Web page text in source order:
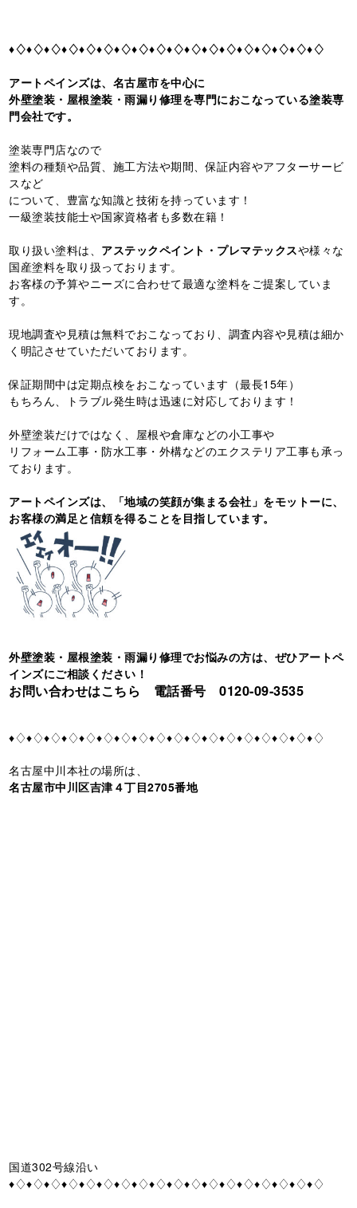
♦♢♦♢♦♢♦♢♦♢♦♢♦♢♦♢♦♢♦♢♦♢♦♢♦♢♦♢♦♢♦♢♦♢♦♢
アートペインズは、名古屋市を中心に
外壁塗装・屋根塗装・雨漏り修理を専門におこなっている塗装専
門会社です。
塗装専門店なので
塗料の種類や品質、施工方法や期間、保証内容やアフターサービ
スなど
について、豊富な知識と技術を持っています！
一級塗装技能士や国家資格者も多数在籍！
取り扱い塗料は、 アステックペイント・プレマテックスや様々な
国産塗料を取り扱っております。
お客様の予算やニーズに合わせて最適な塗料をご提案していま
す。
現地調査や見積は無料でおこなっており、調査内容や見積は細か
く明記させていただいております。
保証期間中は定期点検をおこなっています（最長15年）
もちろん、トラブル発生時は迅速に対応しております！
外壁塗装だけではなく、屋根や倉庫などの小工事や
リフォーム工事・防水工事・外構などのエクステリア工事も承っ
ております。
アートペインズは、「地域の笑顔が集まる会社」をモットーに、
お客様の満足と信頼を得ることを目指しています。
外壁塗装・屋根塗装・雨漏り修理でお悩みの方は、ぜひアートペ
インズにご相談ください！
お問い合わせはこちら 電話番号 0120-09-3535
♦♢♦♢♦♢♦♢♦♢♦♢♦♢♦♢♦♢♦♢♦♢♦♢♦♢♦♢♦♢♦♢♦♢♦♢
名古屋中川本社の場所は、
名古屋市中川区吉津４丁目2705番地
国道302号線沿い
♦♢♦♢♦♢♦♢♦♢♦♢♦♢♦♢♦♢♦♢♦♢♦♢♦♢♦♢♦♢♦♢♦♢♦♢